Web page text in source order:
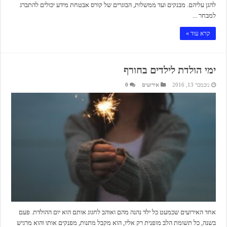
להגן עליהם. מבנקים ועד ממשלות, הבוגרים של קורס אבטחת מידע יכולים להתברג
למבחר ...
קרא עוד »
ימי הולדת לילדים בחורף
נובמבר 13, 2016 אירועים 0
אחד האירועים שכמעט כל ילד נהנה מהם ואוהב לחגוג אותם הוא יום ההולדת. פעם
בשנה, כל תשומת הלב מופנית רק אליו, הוא מקבל מתנות, מפנקים אותו והוא מרגיש